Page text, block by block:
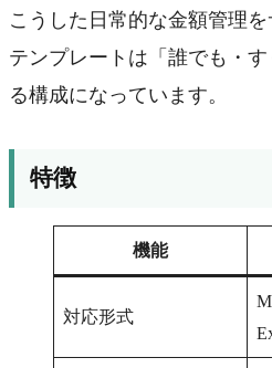
こうした日常的な金額管理
テンプレートは「誰でも・
る構成になっています。
特徴
機能
対応形式